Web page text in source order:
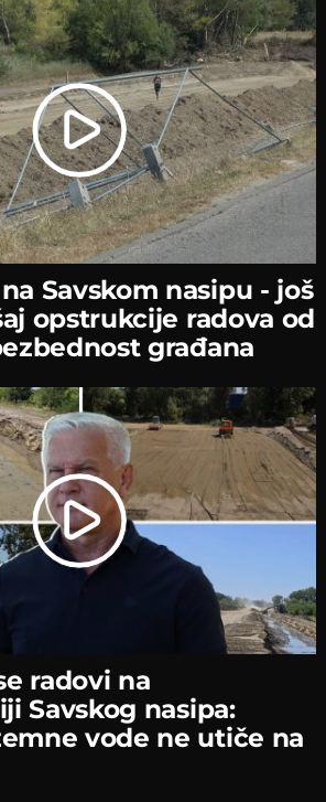
Savskom nasipu - јoš
opstrukciјe radova od
građana
radovi na
Savskog nasipa:
vode ne utiče na